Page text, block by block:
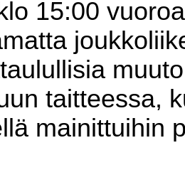
15:00
taitteessa,
mainittuihin